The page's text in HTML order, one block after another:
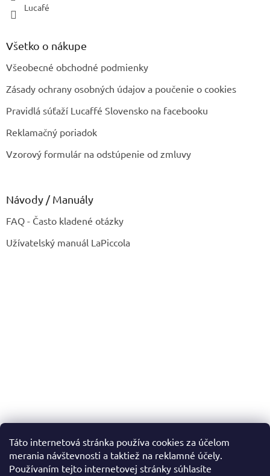
Táto internetová stránka používa cookies za účelom
merania návštevnosti a taktiež na reklamné účely.
Používaním tejto internetovej stránky súhlasíte
Lucafé
Všetko o nákupe
Všeobecné obchodné podmienky
Zásady ochrany osobných údajov a poučenie o cookies
Pravidlá súťaží Lucaffé Slovensko na facebooku
Reklamačný poriadok
Vzorový formulár na odstúpenie od zmluvy
Návody / Manuály
FAQ - Často kladené otázky
Užívatelský manuál LaPiccola